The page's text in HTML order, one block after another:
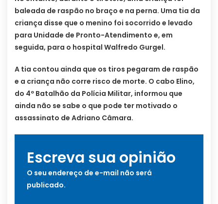
baleada de raspão no braço e na perna. Uma tia da
criança disse que o menino foi socorrido e levado
para Unidade de Pronto-Atendimento e, em
seguida, para o hospital Walfredo Gurgel.
A tia contou ainda que os tiros pegaram de raspão
e a criança não corre risco de morte. O cabo Elino,
do 4º Batalhão da Polícia Militar, informou que
ainda não se sabe o que pode ter motivado o
assassinato de Adriano Câmara.
Escreva sua opinião
O seu endereço de e-mail não será
publicado.